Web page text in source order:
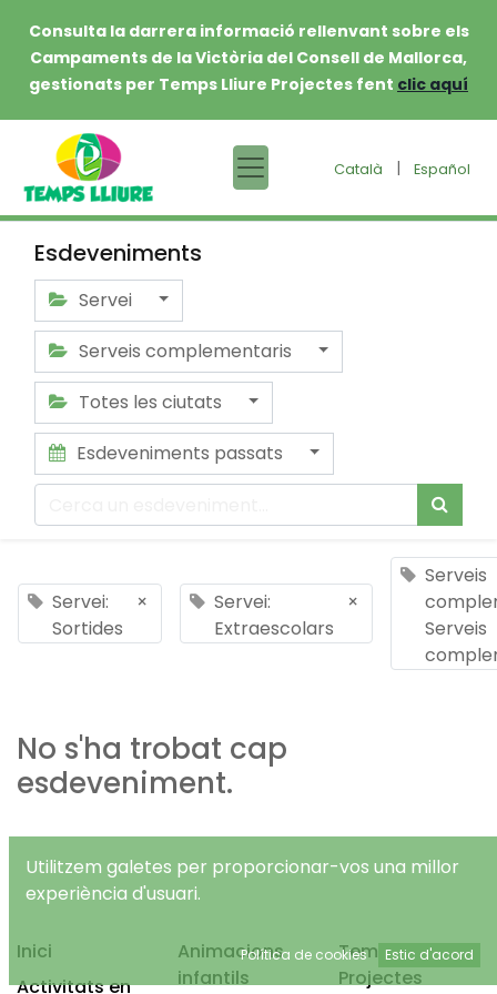
Consulta la darrera informació rellenvant sobre els
Campaments de la Victòria del Consell de Mallorca,
gestionats per Temps Lliure Projectes fent clic aquí
Català | Español
Esdeveniments
Servei
Serveis complementaris
Totes les ciutats
Esdeveniments passats
Servei:
Sortides
×
Servei:
Extraescolars
×
Serveis
Serveis
No s'ha trobat cap
esdeveniment.
Inici
Activitats en
Animacions
infantils
Temps Lliure
Projectes
Utilitzem galetes per proporcionar-vos una millor
experiència d'usuari.
Política de cookies Estic d'acord